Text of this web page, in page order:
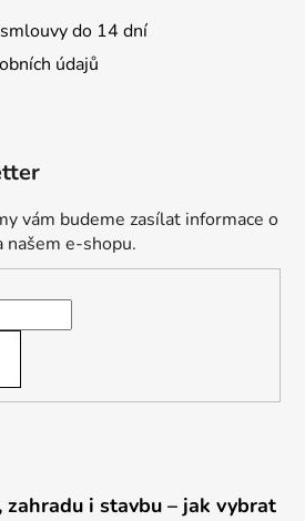
do 14 dní
údajů
vám budeme zasílat informace o
našem e-shopu.
zahradu i stavbu – jak vybrat